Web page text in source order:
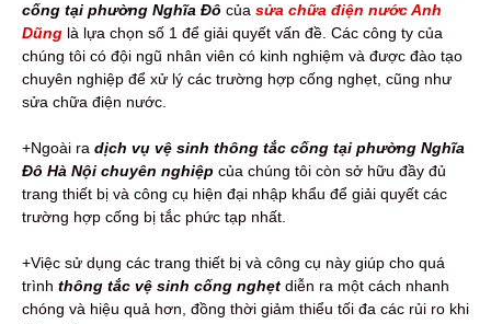
cống tại phường Nghĩa Đô của sửa chữa điện nước Anh
Dũng là lựa chọn số 1 để giải quyết vấn đề. Các công ty của
chúng tôi có đội ngũ nhân viên có kinh nghiệm và được đào tạo
chuyên nghiệp để xử lý các trường hợp cống nghẹt, cũng như
sửa chữa điện nước.
+Ngoài ra dịch vụ vệ sinh thông tắc cống tại phường Nghĩa
Đô Hà Nội chuyên nghiệp của chúng tôi còn sở hữu đầy đủ
trang thiết bị và công cụ hiện đại nhập khẩu để giải quyết các
trường hợp cống bị tắc phức tạp nhất.
+Việc sử dụng các trang thiết bị và công cụ này giúp cho quá
trình thông tắc vệ sinh cống nghẹt diễn ra một cách nhanh
chóng và hiệu quả hơn, đồng thời giảm thiểu tối đa các rủi ro khi